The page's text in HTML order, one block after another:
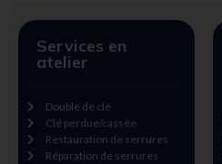
Services en
atelier
Double de clé
Clé perdue/cassée
Restauration de serrures
Réparation de serrures